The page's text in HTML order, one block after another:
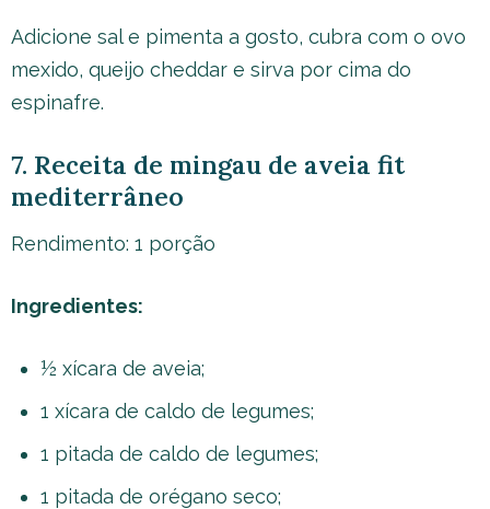
Adicione sal e pimenta a gosto, cubra com o ovo
mexido, queijo cheddar e sirva por cima do
espinafre.
7. Receita de mingau de aveia fit
mediterrâneo
Rendimento: 1 porção
Ingredientes:
½ xícara de aveia;
1 xícara de caldo de legumes;
1 pitada de caldo de legumes;
1 pitada de orégano seco;